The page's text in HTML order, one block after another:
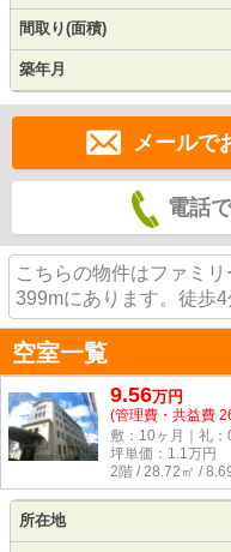
間取り(面積)
築年月
メールで
電話
こちらの物件はファミ
399mにあります。徒歩4
空室一覧
9.56万円
(管理費・共益費
敷：10ヶ月｜礼：
坪単価： 1.1万円
2階 / 28.72㎡ /
所在地